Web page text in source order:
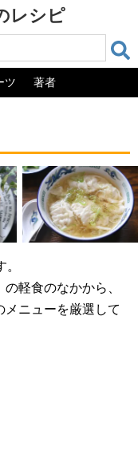
レシピ
ツ 著者
軽食のなかから、
メニューを厳選して